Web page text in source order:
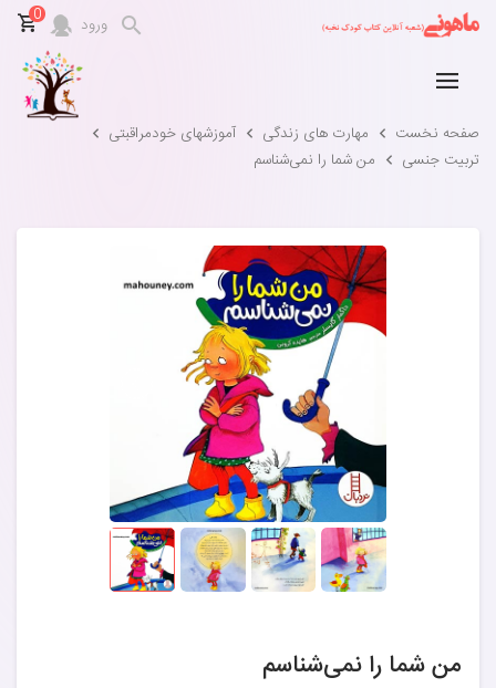
ورود 0
صفحه نخست مهارت های زندگی
آموزشهای خودمراقبتی
تربیت جنسی
من شما را نمی‌شناسم
من شما را نمی‌شناسم